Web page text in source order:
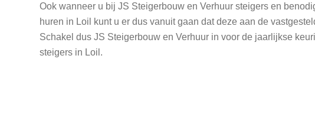
Ook wanneer u bij JS Steigerbouw en Verhuur steigers en
huren in Loil kunt u er dus vanuit gaan dat deze aan de
Schakel dus JS Steigerbouw en Verhuur in voor de jaarlijkse
steigers in Loil.